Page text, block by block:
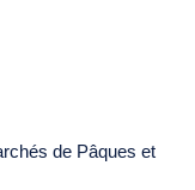
de Pâques et